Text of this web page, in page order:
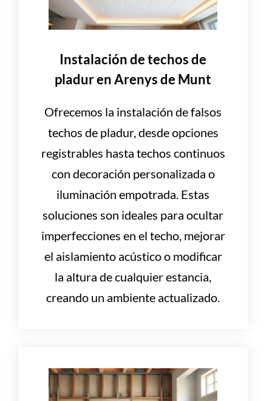
Instalación de techos de
pladur en Arenys de Munt
Ofrecemos la instalación de falsos
techos de pladur, desde opciones
registrables hasta techos continuos
con decoración personalizada o
iluminación empotrada. Estas
soluciones son ideales para ocultar
imperfecciones en el techo, mejorar
el aislamiento acústico o modificar
la altura de cualquier estancia,
creando un ambiente actualizado.